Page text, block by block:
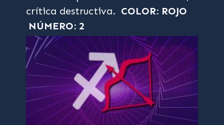
crítica destructiva. COLOR: ROJO
NÚMERO: 2